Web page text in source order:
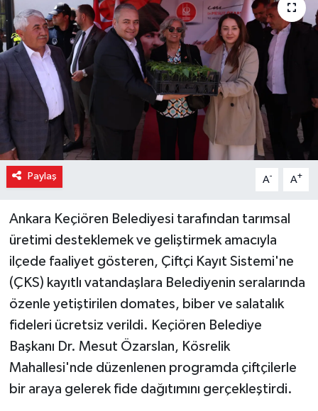
Paylaş A- A+
Ankara Keçiören Belediyesi tarafından tarımsal
üretimi desteklemek ve geliştirmek amacıyla
ilçede faaliyet gösteren, Çiftçi Kayıt Sistemi'ne
(ÇKS) kayıtlı vatandaşlara Belediyenin seralarında
özenle yetiştirilen domates, biber ve salatalık
fideleri ücretsiz verildi. Keçiören Belediye
Başkanı Dr. Mesut Özarslan, Kösrelik
Mahallesi'nde düzenlenen programda çiftçilerle
bir araya gelerek fide dağıtımını gerçekleştirdi.